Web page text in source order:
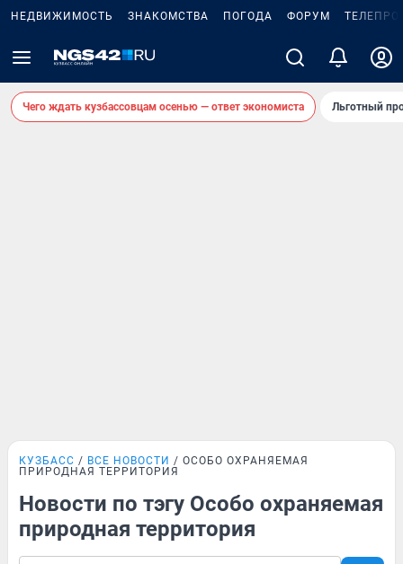
НЕДВИЖИМОСТЬ ЗНАКОМСТВА ПОГОДА ФОРУМ
Чего ждать кузбассовцам осенью — ответ экономиста Льготный
КУЗБАСС ВСЕ НОВОСТИ
ОСОБО ОХРАНЯЕМАЯ
ПРИРОДНАЯ ТЕРРИТОРИЯ
Новости по тэгу Особо охраняемая
природная территория